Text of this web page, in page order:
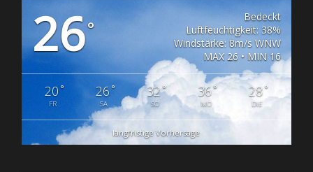
26°
Bedeckt
Luftfeuchtigkeit: 38%
Windstärke: 8m/s WNW
MAX 26 • MIN 16
20°
FR
26°
SA
32°
SO
36°
MO
28°
DIE
langfristige Vorhersage